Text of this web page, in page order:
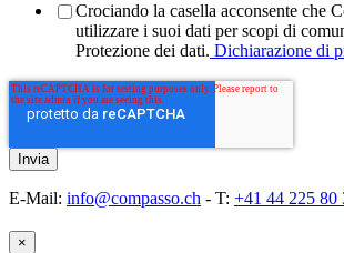
Crociando la casella acconsente che
utilizzare i suoi dati per scopi di
Protezione dei dati. Dichiarazione di
E-Mail: info@compasso.ch - T: +41 44 225 80
×